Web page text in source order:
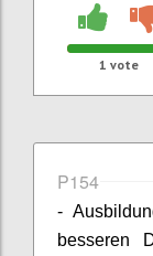
1 vote
P154
-
besseren